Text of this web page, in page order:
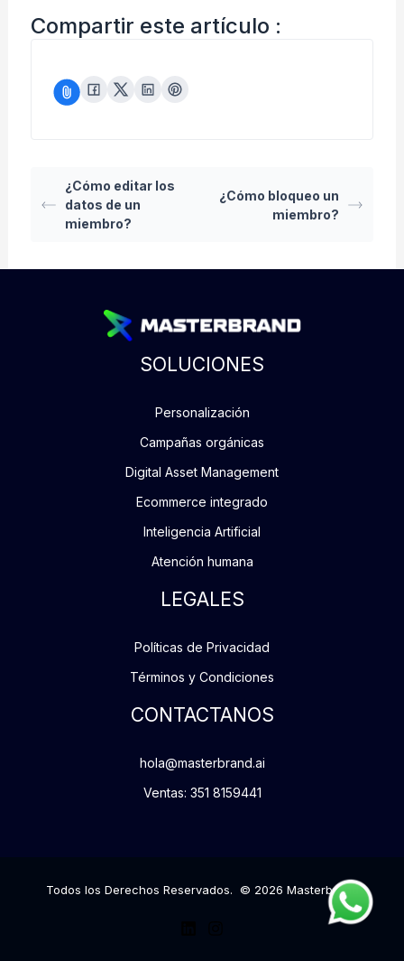
Compartir este artículo :
¿Cómo editar los
datos de un
miembro?
¿Cómo bloqueo un
miembro?
SOLUCIONES
Personalización
Campañas orgánicas
Digital Asset Management
Ecommerce integrado
Inteligencia Artificial
Atención humana
LEGALES
Políticas de Privacidad
Términos y Condiciones
CONTACTANOS
hola@masterbrand.ai
Ventas: 351 8159441
Todos los Derechos Reservados. © 2026 Masterbrand